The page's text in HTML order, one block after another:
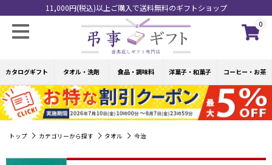
11,000円(税込)以上ご購入で送料無料のギフトショップ
0
カタログギフト タオル・洗剤 食品・調味料 洋菓子・和菓子 コーヒー・お茶
トップ カテゴリーから探す タオル 今治